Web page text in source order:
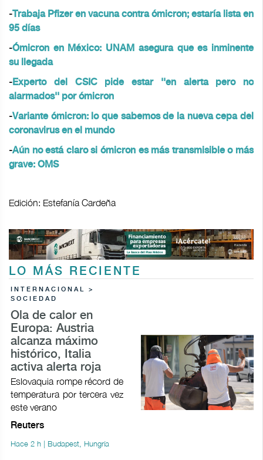
-Trabaja Pfizer en vacuna contra ómicron; estaría lista en
95 días
-Ómicron en México: UNAM asegura que es inminente
su llegada
-Experto del CSIC pide estar ''en alerta pero no
alarmados'' por ómicron
-Variante ómicron: lo que sabemos de la nueva cepa del
coronavirus en el mundo
-Aún no está claro si ómicron es más transmisible o más
grave: OMS
Edición: Estefanía Cardeña
LO MÁS RECIENTE
INTERNACIONAL >
SOCIEDAD
Ola de calor en
Europa: Austria
alcanza máximo
histórico, Italia
activa alerta roja
Eslovaquia rompe récord de
temperatura por tercera vez
este verano
Reuters
Hace 2 h | Budapest, Hungría